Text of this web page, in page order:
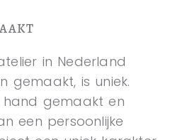
in Nederland
gemaakt, is uniek.
gemaakt en
een persoonlijke